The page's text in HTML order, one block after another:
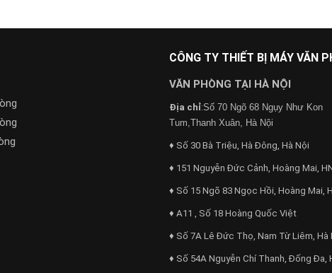
CÔNG TY THIẾT BỊ MÁY VĂN
VĂN PHÒNG TẠI HÀ NỘI
Địa chỉ:Số 70 Ngõ 68 Ngụy Như Kon
Tum,Thanh Xuân, Hà Nội
♦ Số 30 Bà Triệu, Hà Đông, Hà Nội
♦ 151 Nguyễn Đức Cảnh, Hoàng Mai,
♦ Số 15 Ngõ 83 Ngọc Hồi, Hoàng Mai,
♦ A11 , Số 18 Hoàng Quốc Việt
♦ Số 7A Lê Đức Thọ, Nam Từ Liêm, Hà
♦ Số 54A Nguyễn Chí Thanh, Đống Đa,